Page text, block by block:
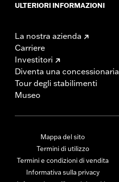
ULTERIORI INFORMAZIONI
La nostra azienda
Carriere
Investitori
Diventa una concessionaria
Tour degli stabilimenti
Museo
Mappa del sito
Termini di utilizzo
Termini e condizioni di vendita
Informativa sulla privacy